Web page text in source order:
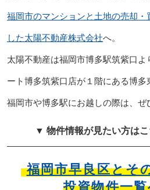
福岡市のマンションと土地の売却
した太陽不動産株式会社へ。
太陽不動産は福岡市博多駅筑紫口
ート博多筑紫口店が１階にある博多
福岡市や博多駅にお越しの際は、ぜ
▼ 物件情報が見たい方は
福岡市早良区とそ
投資物件一